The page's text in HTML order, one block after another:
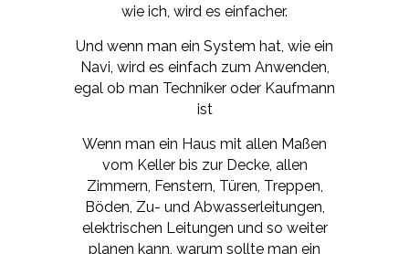
wie ich, wird es einfacher.
Und wenn man ein System hat, wie ein
Navi, wird es einfach zum Anwenden,
egal ob man Techniker oder Kaufmann
ist
Wenn man ein Haus mit allen Maßen
vom Keller bis zur Decke, allen
Zimmern, Fenstern, Türen, Treppen,
Böden, Zu- und Abwasserleitungen,
elektrischen Leitungen und so weiter
planen kann, warum sollte man ein